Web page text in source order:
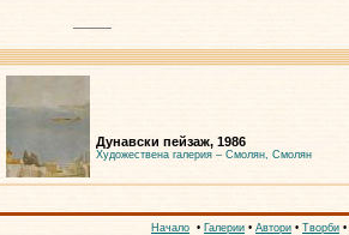
Дунавски пейзаж, 1986
Художествена галерия – Смолян, Смолян
Начало • Галерии • Автори • Творби •